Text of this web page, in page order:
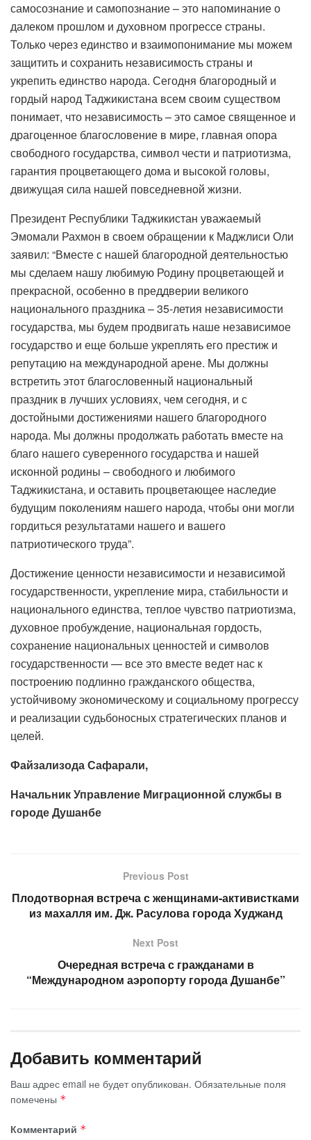
самосознание и самопознание – это напоминание о
далеком прошлом и духовном прогрессе страны.
Только через единство и взаимопонимание мы можем
защитить и сохранить независимость страны и
укрепить единство народа. Сегодня благородный и
гордый народ Таджикистана всем своим существом
понимает, что независимость – это самое священное и
драгоценное благословение в мире, главная опора
свободного государства, символ чести и патриотизма,
гарантия процветающего дома и высокой головы,
движущая сила нашей повседневной жизни.
Президент Республики Таджикистан уважаемый
Эмомали Рахмон в своем обращении к Маджлиси Оли
заявил: “Вместе с нашей благородной деятельностью
мы сделаем нашу любимую Родину процветающей и
прекрасной, особенно в преддверии великого
национального праздника – 35-летия независимости
государства, мы будем продвигать наше независимое
государство и еще больше укреплять его престиж и
репутацию на международной арене. Мы должны
встретить этот благословенный национальный
праздник в лучших условиях, чем сегодня, и с
достойными достижениями нашего благородного
народа. Мы должны продолжать работать вместе на
благо нашего суверенного государства и нашей
исконной родины – свободного и любимого
Таджикистана, и оставить процветающее наследие
будущим поколениям нашего народа, чтобы они могли
гордиться результатами нашего и вашего
патриотического труда”.
Достижение ценности независимости и независимой
государственности, укрепление мира, стабильности и
национального единства, теплое чувство патриотизма,
духовное пробуждение, национальная гордость,
сохранение национальных ценностей и символов
государственности — все это вместе ведет нас к
построению подлинно гражданского общества,
устойчивому экономическому и социальному прогрессу
и реализации судьбоносных стратегических планов и
целей.
Файзализода Сафарали,
Начальник Управление Миграционной службы в
городе Душанбе
Previous Post
Плодотворная встреча с женщинами-активистками
из махалля им. Дж. Расулова города Худжанд
Next Post
Очередная встреча с гражданами в
“Международном аэропорту города Душанбе”
Добавить комментарий
Ваш адрес email не будет опубликован. Обязательные поля
помечены *
Комментарий *